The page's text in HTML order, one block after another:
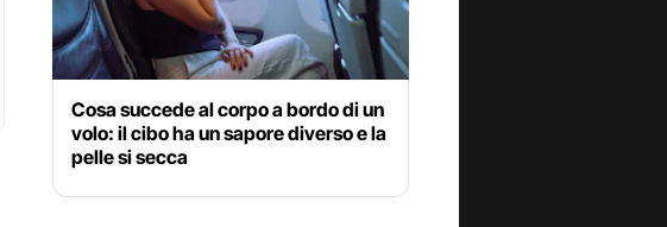
Cosa succede al corpo a bordo di un
volo: il cibo ha un sapore diverso e la
pelle si secca